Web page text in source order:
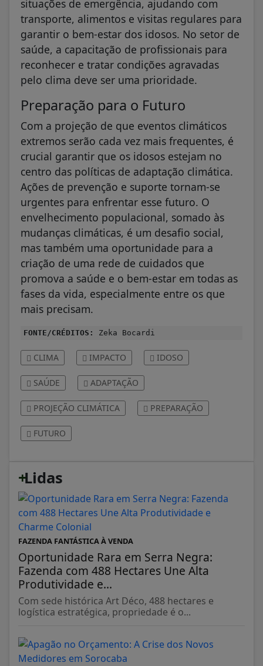
situações de emergência, ajudando com
transporte, alimentos e visitas regulares para
garantir o bem-estar dos idosos. No setor de
saúde, a capacitação de profissionais para
reconhecer e tratar condições agravadas
pelo clima deve ser uma prioridade.
Preparação para o Futuro
Com a projeção de que eventos climáticos
extremos serão cada vez mais frequentes, é
crucial garantir que os idosos estejam no
centro das políticas de adaptação climática.
Ações de prevenção e suporte tornam-se
urgentes para enfrentar esse futuro. O
envelhecimento populacional, somado às
mudanças climáticas, é um desafio social,
mas também uma oportunidade para a
criação de uma rede de cuidados que
promova a saúde e o bem-estar em todas as
fases da vida, especialmente entre os que
mais precisam.
FONTE/CRÉDITOS: Zeka Bocardi
CLIMA IMPACTO IDOSO
SAÚDE ADAPTAÇÃO
PROJEÇÃO CLIMÁTICA PREPARAÇÃO
FUTURO
+
Lidas
FAZENDA FANTÁSTICA À VENDA
Oportunidade Rara em Serra Negra:
Fazenda com 488 Hectares Une Alta
Produtividade e...
Com sede histórica Art Déco, 488 hectares e
logística estratégica, propriedade é o...